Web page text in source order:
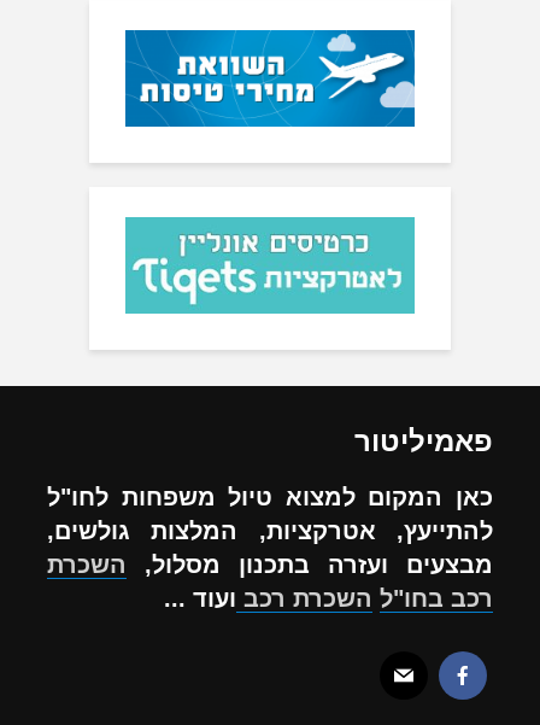
פאמיליטור
כאן המקום למצוא טיול משפחות לחו"ל
להתייעץ, אטרקציות, המלצות גולשים,
מבצעים ועזרה בתכנון מסלול, השכרת
רכב בחו"ל השכרת רכב ועוד ...